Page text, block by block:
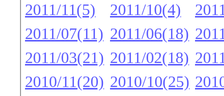
2011/11(5)
2011/10(4)
2011/07(11) 2011/06(18)
2011/03(21) 2011/02(18)
2010/11(20) 2010/10(25)